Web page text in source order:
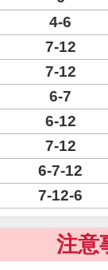
4-6
7-12
7-12
6-7
6-12
7-12
6-7-12
7-12-6
注意